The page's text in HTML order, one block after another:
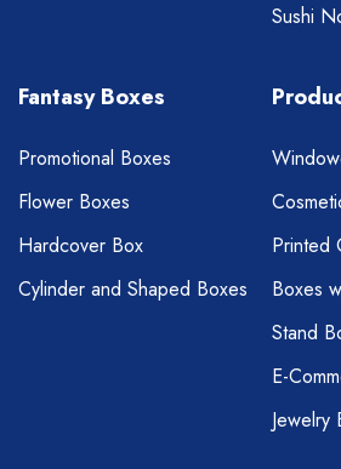
Sushi
Fantasy Boxes
Promotional Boxes
Flower Boxes
Hardcover Box
Cylinder and Shaped Boxes
Printed
Boxes
Stand
E-
Jewelry